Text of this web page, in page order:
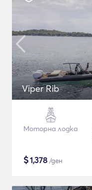
Viper Rib
Моторна лодка
$1,378 /ден